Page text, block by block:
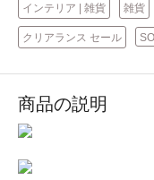
インテリア | 雑貨 雑貨
クリアランス セール
商品の説明